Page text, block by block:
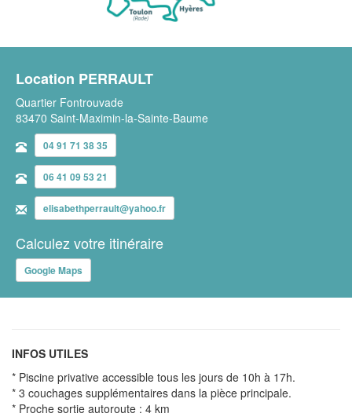
Location PERRAULT
Quartier Fontrouvade
83470 Saint-Maximin-la-Sainte-Baume
04 91 71 38 35
06 41 09 53 21
elisabethperrault@yahoo.fr
Calculez votre itinéraire
Google Maps
INFOS UTILES
* Piscine privative accessible tous les jours de 10h à 17h.
* 3 couchages supplémentaires dans la pièce principale.
* Proche sortie autoroute : 4 km